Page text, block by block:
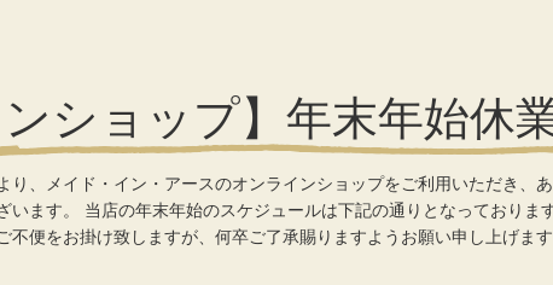
ンショップ】年末年始休
り、メイド・イン・アースのオンラインショップをご利用いただき、
います。 当店の年末年始のスケジュールは下記の通りとなっておりま
不便をお掛け致しますが、何卒ご了承賜りますようお願い申し上げま